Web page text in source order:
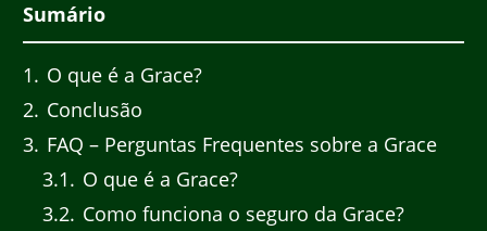
Sumário
1
O que é a Grace?
2 Conclusão
3 FAQ – Perguntas Frequentes sobre a Grace
3.1
O que é a Grace?
3.2 Como funciona o seguro da Grace?